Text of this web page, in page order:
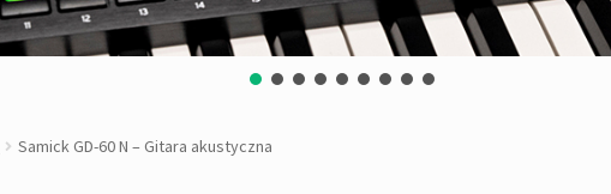
Samick GD-60 N – Gitara akustyczna